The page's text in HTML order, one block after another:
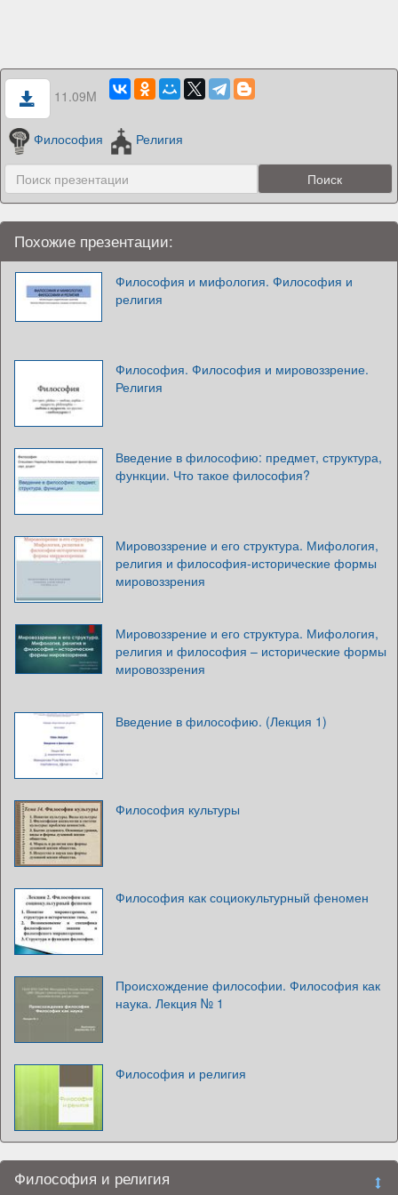
11.09M
Философия Религия
Похожие презентации:
Философия и мифология. Философия и
религия
Философия. Философия и мировоззрение.
Религия
Введение в философию: предмет, структура,
функции. Что такое философия?
Мировоззрение и его структура. Мифология,
религия и философия-исторические формы
мировоззрения
Мировоззрение и его структура. Мифология,
религия и философия – исторические формы
мировоззрения
Введение в философию. (Лекция 1)
Философия культуры
Философия как социокультурный феномен
Происхождение философии. Философия как
наука. Лекция № 1
Философия и религия
Философия и религия